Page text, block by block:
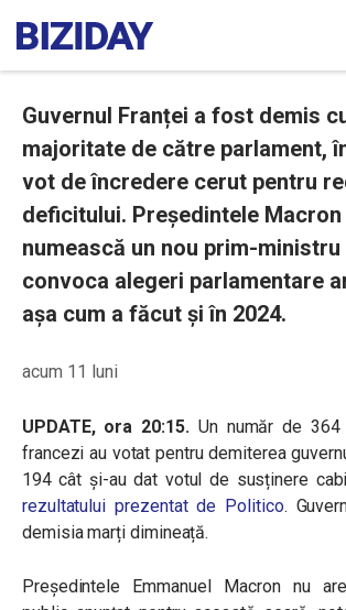
Guvernul Franței a fost demis
majoritate de către parlament,
vot de încredere cerut pentru
deficitului. Președintele
numească un nou prim-
convoca alegeri parlamentare
așa cum a făcut și în 2024.
acum 11 luni
UPDATE, ora 20:15. Un număr de 364
francezi au votat pentru demiterea
194 cât și-au dat votul de susținere
rezultatului prezentat de Politico.
demisia marți dimineață.
Președintele Emmanuel Macron nu